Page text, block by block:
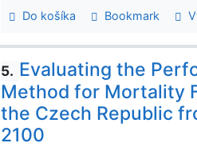
Do košíka Bookmark
5. Evaluating the
Method for Mortality
the Czech Republic
2100